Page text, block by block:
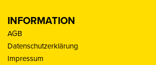
INFORMATION
AGB
Datenschutzerklärung
Impressum